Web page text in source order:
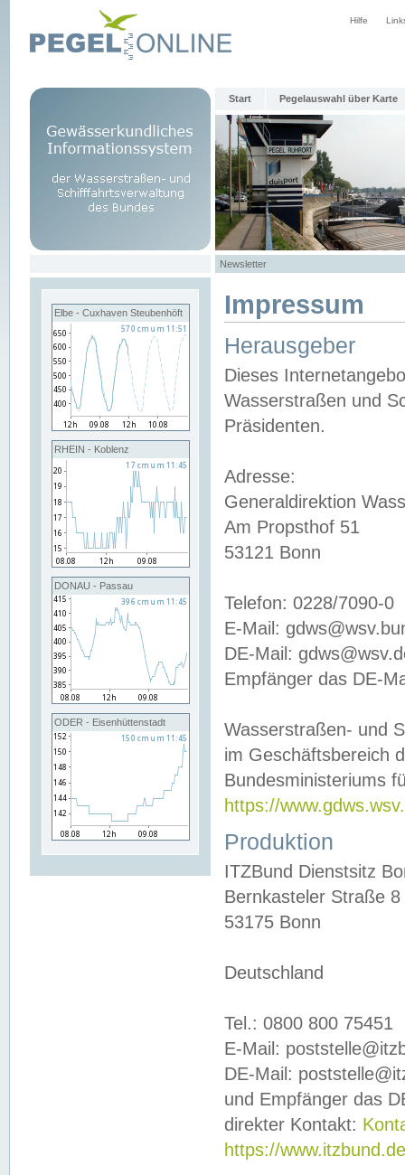
Hilfe
Start Pegelauswahl über Karte
Newsletter
Elbe - Cuxhaven Steubenhöft
RHEIN - Koblenz
DONAU - Passau
ODER - Eisenhüttenstadt
Impressum
Herausgeber
Dieses
Wasserstraßen und
Präsidenten.
Adresse:
Generaldirektion
Am Propsthof 51
53121 Bonn
Telefon: 0228/7090-0
E-Mail:
DE-Mail:
Empfänger das DE-
Wasserstraßen- und
im Geschäftsbereich
Bundesministeriums
https://
Produktion
ITZBund Dienstsitz
Bernkasteler Straße 8
53175 Bonn
Deutschland
Tel.: 0800 800 75451
E-Mail:
DE-Mail:
und Empfänger das
direkter Kontakt:
https://